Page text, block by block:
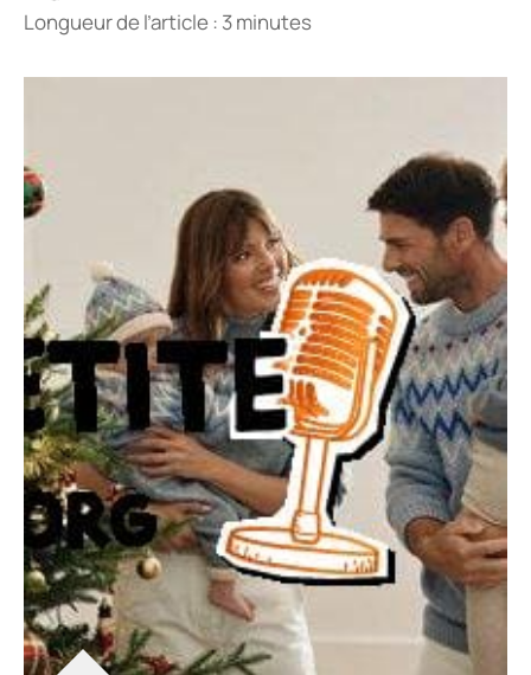
Longueur de l’article : 3 minutes